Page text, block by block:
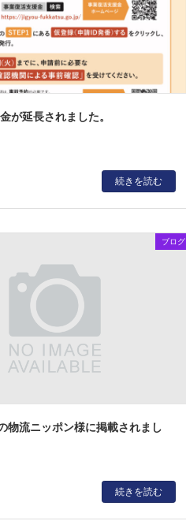
が延長されました。
続きを読む
ブログ
物流ニッポン様に掲載されまし
続きを読む